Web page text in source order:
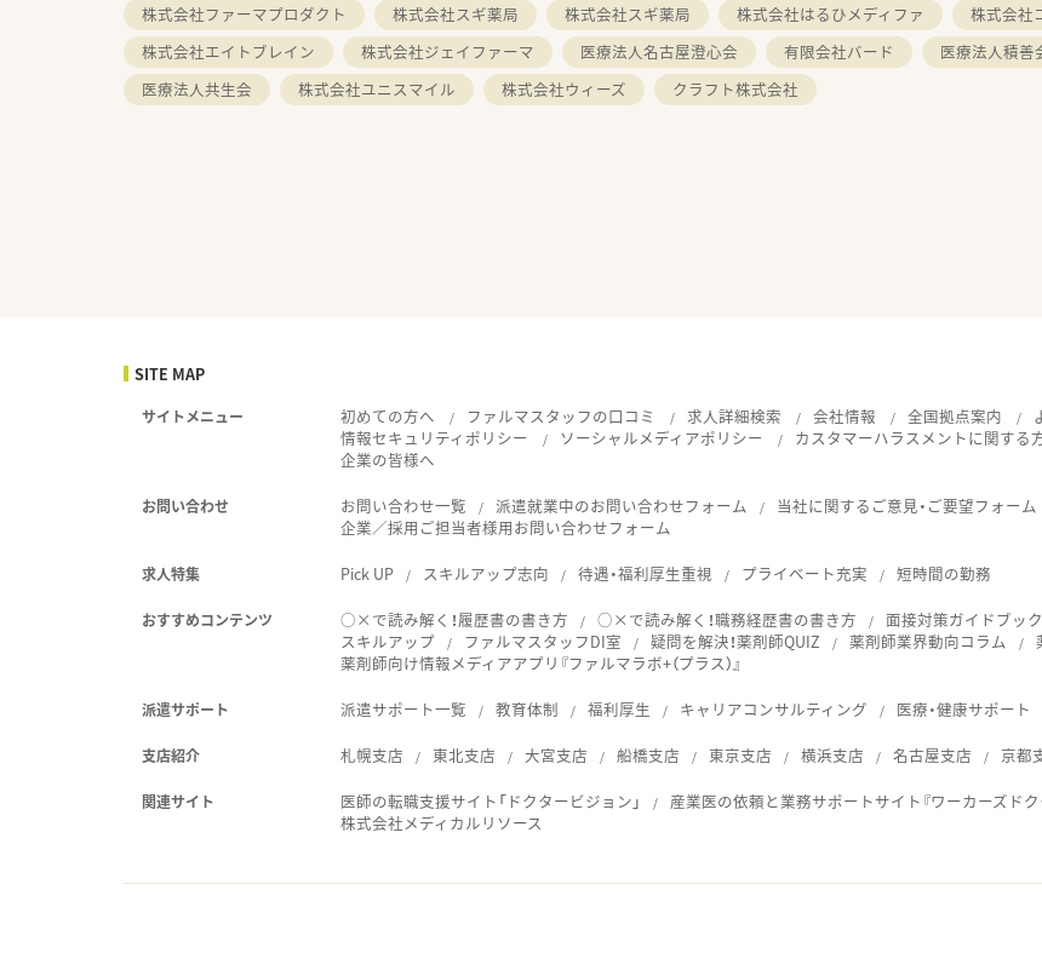
株式会社ファーマプロダクト
株式会社スギ薬局 株式会社スギ薬局 株式会社はるひメディファ 株式会社
株式会社エイトブレイン
株式会社ジェイファーマ 医療法人名古屋澄心会 有限会社バード 医療法人積善
医療法人共生会
株式会社ユニスマイル 株式会社ウィーズ クラフト株式会社
SITE MAP
サイトメニュー 初めての方へ ファルマスタッフの口コミ 求人詳細検索 会社情報 全国拠点案内
情報セキュリティポリシー
ソーシャルメディアポリシー カスタマーハラスメントに関する
企業の皆様へ
お問い合わせ お問い合わせ一覧 派遣就業中のお問い合わせフォーム 当社に関するご意見・ご要望フォーム
企業／採用ご担当者様用お問い合わせフォーム
求人特集 Pick UP スキルアップ志向 待遇・福利厚生重視 プライベート充実 短時間の勤務
おすすめコンテンツ ○×で読み解く！履歴書の書き方 ○×で読み解く！職務経歴書の書き方 面接対策ガイドブック
スキルアップ
ファルマスタッフDI室 疑問を解決！薬剤師QUIZ 薬剤師業界動向コラム
薬剤師向け情報メディアアプリ『ファルマラボ+（プラス）』
派遣サポート 派遣サポート一覧 教育体制 福利厚生 キャリアコンサルティング 医療・健康サポート
支店紹介 札幌支店 東北支店 大宮支店 船橋支店 東京支店 横浜支店 名古屋支店 京都
関連サイト 医師の転職支援サイト「ドクタービジョン」 産業医の依頼と業務サポートサイト『ワーカーズドク
株式会社メディカルリソース